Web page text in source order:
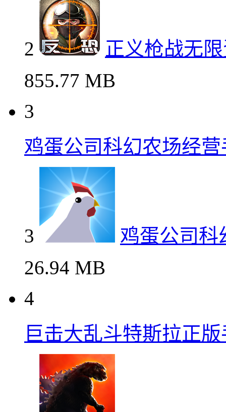
2
正义枪战无
855.77 MB
3
鸡蛋公司科幻农场经
3
鸡蛋公司科
26.94 MB
4
巨击大乱斗特斯拉正